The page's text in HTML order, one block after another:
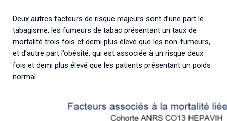
Deux autres facteurs de risque majeurs sont d’une part le
tabagisme, les fumeurs de tabac présentant un taux de
mortalité trois fois et demi plus élevé que les non-fumeurs,
et d’autre part l’obésité, qui est associée à un risque deux
fois et demi plus élevé que les patients présentant un poids
normal.